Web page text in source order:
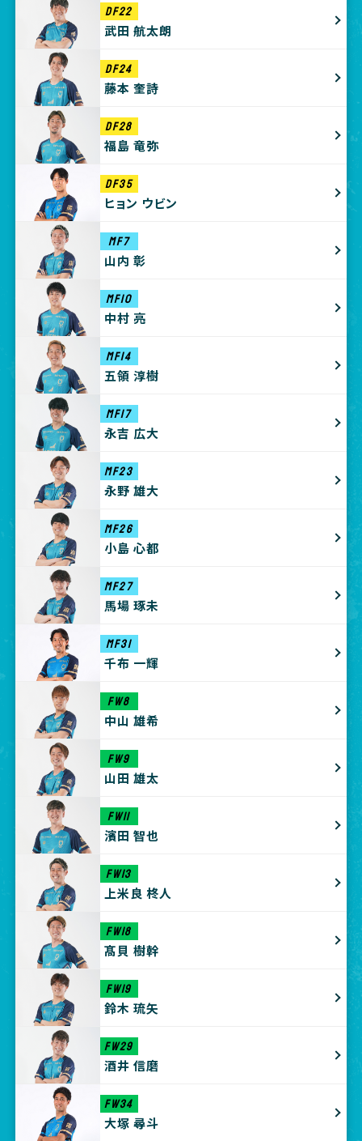
DF22
武田 航太朗
DF24
藤本 奎詩
DF28
福島 竜弥
DF35
ヒョン ウビン
MF7
山内 彰
MF10
中村 亮
MF14
五領 淳樹
MF17
永吉 広大
MF23
永野 雄大
MF26
小島 心都
MF27
馬場 琢未
MF31
千布 一輝
FW8
中山 雄希
FW9
山田 雄太
FW11
濱田 智也
FW13
上米良 柊人
FW18
髙貝 樹幹
FW19
鈴木 琉矢
FW29
酒井 信磨
FW34
大塚 尋斗